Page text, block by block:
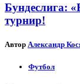
Бундеслига:
турнир!
Автор Александр
Футбол